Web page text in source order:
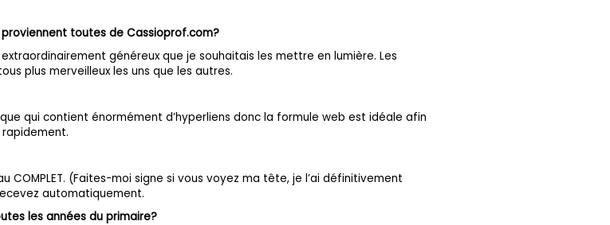
toutes de Cassioprof.com?
généreux que je souhaitais les mettre en lumière. Les
plus merveilleux les uns que les autres.
qui contient énormément d’hyperliens donc la formule web est idéale afin
rapidement.
COMPLET. (Faites-moi signe si vous voyez ma tête, je l’ai définitivement
automatiquement.
les années du primaire?